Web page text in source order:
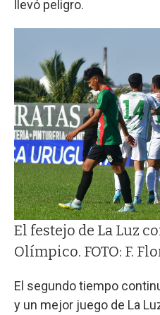
llevó peligro.
El festejo de La Luz
Olímpico. FOTO: F.
El segundo tiempo
y un mejor juego de La